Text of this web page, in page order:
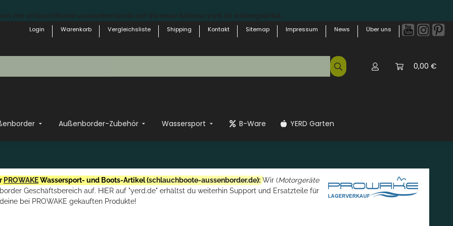
Login
Warenkorb Vergleichsliste Shipping Kontakt Sitemap Impressum News Über uns
0,00 €
Außenborder-Zubehör Wassersport B-Ware YERD Garten
PROWAKEWassersport- und Boots-Artikel (schlauchboote-aussenborder.de): Wir (Motorgeräte
Geschäftsbereich auf. HIER auf "yerd.de" erhältst du weiterhin Support und Ersatzteile für
deine bei PROWAKE gekauften Produkte!